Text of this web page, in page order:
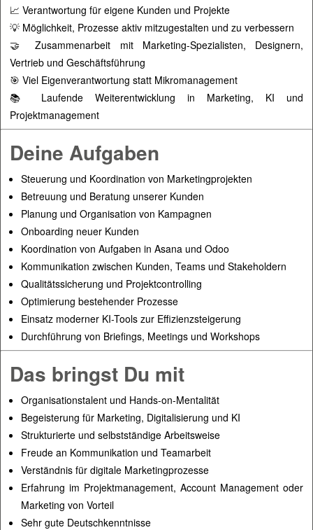
📈 Verantwortung für eigene Kunden und Projekte
💡 Möglichkeit, Prozesse aktiv mitzugestalten und zu verbessern
🤝 Zusammenarbeit mit Marketing-Spezialisten, Designern,
Vertrieb und Geschäftsführung
🎯 Viel Eigenverantwortung statt Mikromanagement
📚 Laufende Weiterentwicklung in Marketing, KI und
Projektmanagement
Deine Aufgaben
Steuerung und Koordination von Marketingprojekten
Betreuung und Beratung unserer Kunden
Planung und Organisation von Kampagnen
Onboarding neuer Kunden
Koordination von Aufgaben in Asana und Odoo
Kommunikation zwischen Kunden, Teams und Stakeholdern
Qualitätssicherung und Projektcontrolling
Optimierung bestehender Prozesse
Einsatz moderner KI-Tools zur Effizienzsteigerung
Durchführung von Briefings, Meetings und Workshops
Das bringst Du mit
Organisationstalent und Hands-on-Mentalität
Begeisterung für Marketing, Digitalisierung und KI
Strukturierte und selbstständige Arbeitsweise
Freude an Kommunikation und Teamarbeit
Verständnis für digitale Marketingprozesse
Erfahrung im Projektmanagement, Account Management oder
Marketing von Vorteil
Sehr gute Deutschkenntnisse